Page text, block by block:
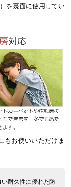
を裏面に使用してい
もお使いいただけま
耐久性に優れた防